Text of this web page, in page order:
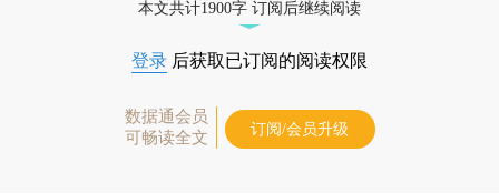
本文共计1900字 订阅后继续阅读
登录 后获取已订阅的阅读权限
数据通会员
可畅读全文
订阅/会员升级